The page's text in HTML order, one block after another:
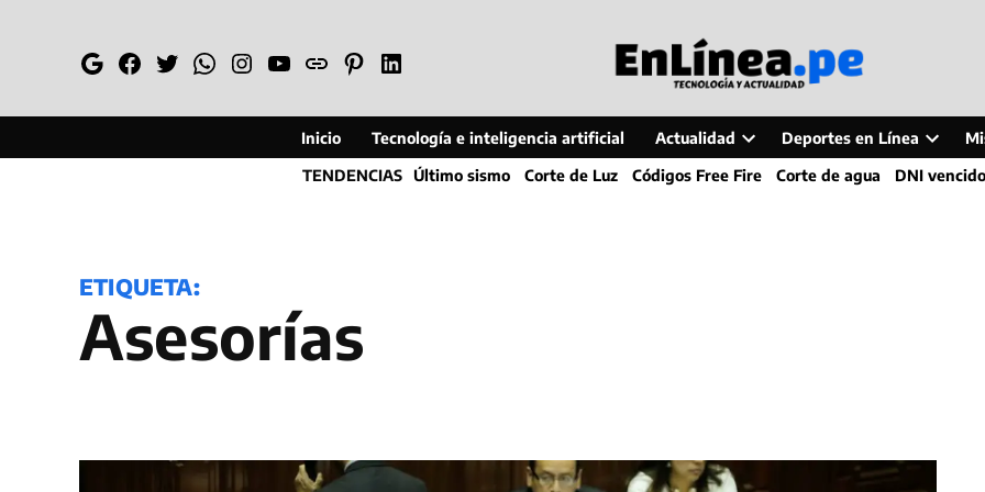
GoogleFacebook
TwitterWhatsapp
Instagram
YouTube
WebPinterestLinkedin
Inicio Tecnología e inteligencia artificial Actualidad
Open
dropdown
Deportes en Línea
Open
dropdown
TENDENCIAS Último sismo Corte de Luz Códigos Free Fire Corte de agua DNI vencido
ETIQUETA:
asesorías